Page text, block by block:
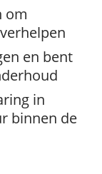
om
en bent
in
binnen de